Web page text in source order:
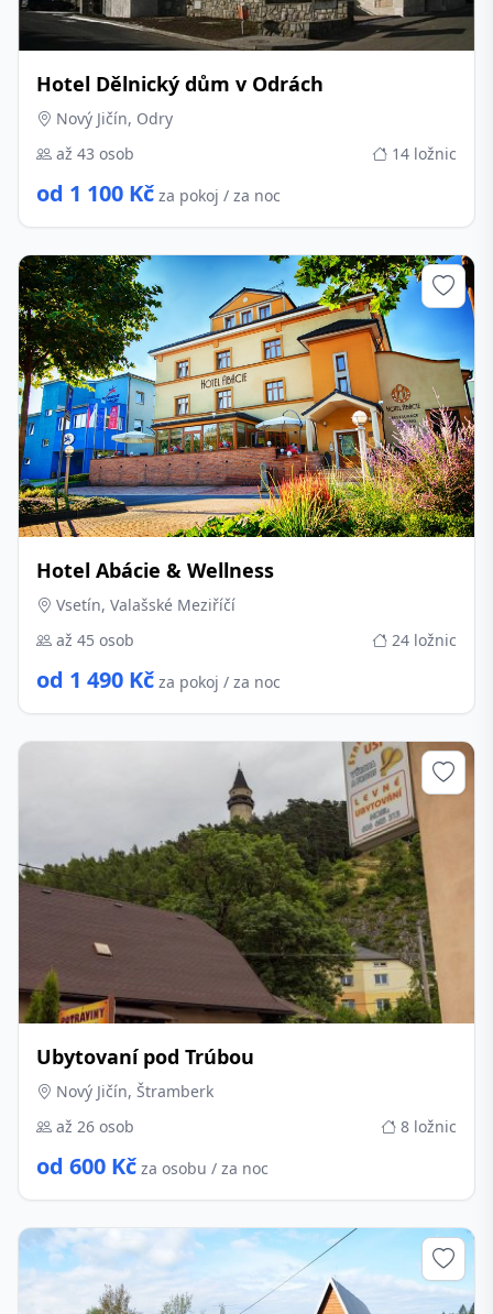
Hotel Dělnický dům v Odrách
Nový Jičín, Odry
až 43 osob
14 ložnic
od 1 100 Kč za pokoj / za noc
Hotel Abácie & Wellness
Vsetín, Valašské Meziříčí
až 45 osob
24 ložnic
od 1 490 Kč za pokoj / za noc
Ubytovaní pod Trúbou
Nový Jičín, Štramberk
až 26 osob
8 ložnic
od 600 Kč za osobu / za noc